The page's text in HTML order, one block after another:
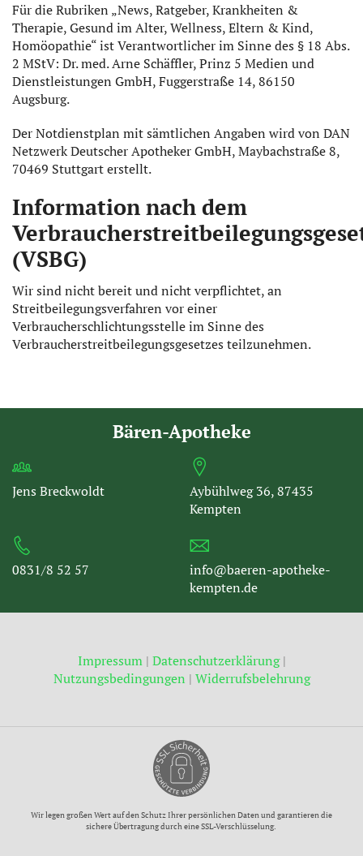
Für die Rubriken „News, Ratgeber, Krankheiten &
Therapie, Gesund im Alter, Wellness, Eltern & Kind,
Homöopathie“ ist Verantwortlicher im Sinne des § 18 Abs.
2 MStV: Dr. med. Arne Schäffler, Prinz 5 Medien und
Dienstleistungen GmbH, Fuggerstraße 14, 86150
Augsburg.
Der Notdienstplan mit sämtlichen Angaben wird von DAN
Netzwerk Deutscher Apotheker GmbH, Maybachstraße 8,
70469 Stuttgart erstellt.
Information nach dem
(VSBG)
Wir sind nicht bereit und nicht verpflichtet, an
Streitbeilegungsverfahren vor einer
Verbraucherschlichtungsstelle im Sinne des
Verbraucherstreitbeilegungsgesetzes teilzunehmen.
Bären-Apotheke
Jens Breckwoldt
Aybühlweg 36, 87435
Kempten
0831/8 52 57
info@baeren-apotheke-
kempten.de
Impressum | Datenschutzerklärung|
Nutzungsbedingungen | Widerrufsbelehrung
Wir legen großen Wert auf den Schutz Ihrer persönlichen Daten und garantieren die
sichere Übertragung durch eine SSL-Verschlüsselung.